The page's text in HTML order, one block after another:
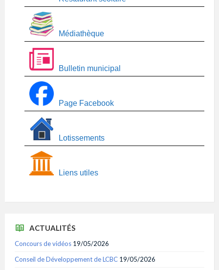
Médiathèque
Bulletin municipal
Page Facebook
Lotissements
Liens utiles
ACTUALITÉS
Concours de vidéos 19/05/2026
Conseil de Développement de LCBC 19/05/2026